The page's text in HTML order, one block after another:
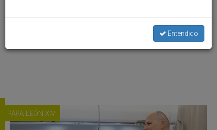
PAPA LEÓN XIV
Entendido